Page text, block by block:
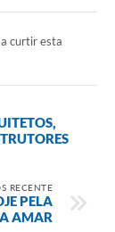
curtir esta
RECENTE
PELA
AMAR